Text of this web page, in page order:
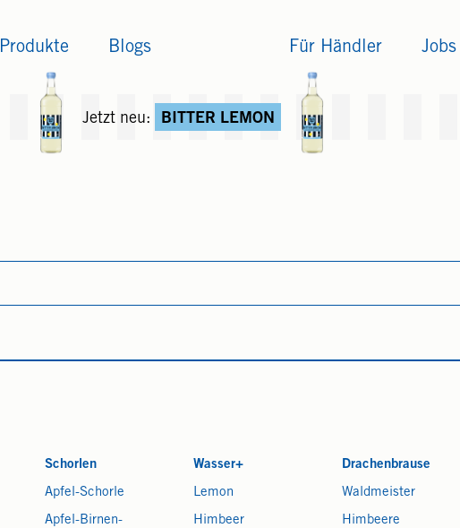
Produkte Blogs Für Händler Jobs
Jetzt neu: BITTER LEMON
Schorlen
Apfel-Schorle
Apfel-Birnen-
Wasser+
Lemon
Himbeer
Drachenbrause
Waldmeister
Himbeere